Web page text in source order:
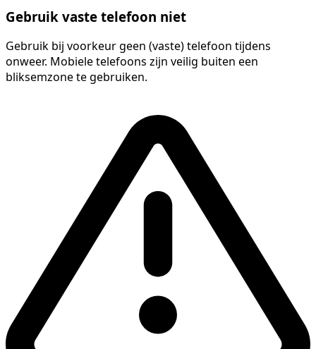
Gebruik vaste telefoon niet
Gebruik bij voorkeur geen (vaste) telefoon tijdens
onweer. Mobiele telefoons zijn veilig buiten een
bliksemzone te gebruiken.